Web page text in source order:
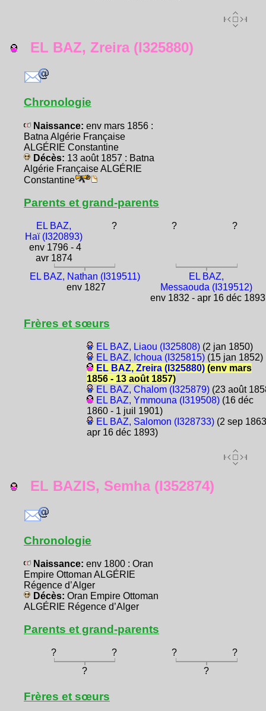
EL BAZ, Zreira (I325880)
Chronologie
Naissance: env mars 1856 :
Batna Algérie Française
ALGÉRIE Constantine
Décès: 13 août 1857 : Batna
Algérie Française ALGÉRIE
Constantine
Parents et grand-parents
EL BAZ,
Haï (I320893)
env 1796 - 4
avr 1874
? ? ?
EL BAZ, Nathan (I319511)
env 1827
EL BAZ,
Messaouda (I319512)
env 1832 - apr 16 déc 1893
Frères et sœurs
EL BAZ, Liaou (I325808)(2 jan 1850)
EL BAZ, Ichoua (I325815)(15 jan 1852)
EL BAZ, Zreira (I325880)(env mars
1856 - 13 août 1857)
EL BAZ, Chalom (I325879)(23 août
EL BAZ, Ymmouna (I319508)(16 déc
1860 - 1 juil 1901)
EL BAZ, Salomon (I328733)(2 sep
apr 16 déc 1893)
EL BAZIS, Semha (I352874)
Chronologie
Naissance: env 1800 : Oran
Empire Ottoman ALGÉRIE
Régence d’Alger
Décès: Oran Empire Ottoman
ALGÉRIE Régence d’Alger
Parents et grand-parents
? ? ?
?
?
?
Frères et sœurs